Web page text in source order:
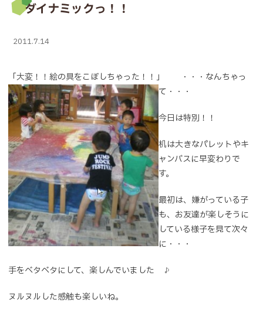
ダイナミックっ！！
2011.7.14
「大変！！絵の具をこぼしちゃった！！」 ・・・なんちゃっ
て・・・
今日は特別！！
机は大きなパレットやキ
ャンバスに早変わりで
す。
最初は、嫌がっている子
も、お友達が楽しそうに
している様子を見て次々
に・・・
手をベタベタにして、楽しんでいました ♪
ヌルヌルした感触も楽しいね。